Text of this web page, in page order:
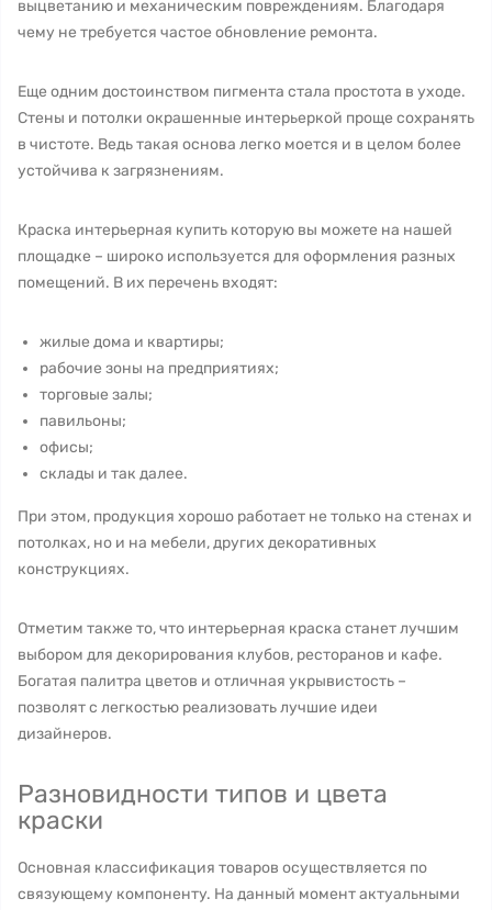
выцветанию и механическим повреждениям. Благодаря
чему не требуется частое обновление ремонта.
Еще одним достоинством пигмента стала простота в уходе.
Стены и потолки окрашенные интерьеркой проще сохранять
в чистоте. Ведь такая основа легко моется и в целом более
устойчива к загрязнениям.
Краска интерьерная купить которую вы можете на нашей
площадке – широко используется для оформления разных
помещений. В их перечень входят:
жилые дома и квартиры;
рабочие зоны на предприятиях;
торговые залы;
павильоны;
офисы;
склады и так далее.
При этом, продукция хорошо работает не только на стенах и
потолках, но и на мебели, других декоративных
конструкциях.
Отметим также то, что интерьерная краска станет лучшим
выбором для декорирования клубов, ресторанов и кафе.
Богатая палитра цветов и отличная укрывистость –
позволят с легкостью реализовать лучшие идеи
дизайнеров.
Разновидности типов и цвета
краски
Основная классификация товаров осуществляется по
связующему компоненту. На данный момент актуальными